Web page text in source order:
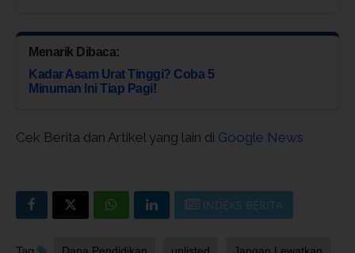
Menarik Dibaca:
Kadar Asam Urat Tinggi? Coba 5
Minuman Ini Tiap Pagi!
Cek Berita dan Artikel yang lain di Google News
INDEKS BERITA